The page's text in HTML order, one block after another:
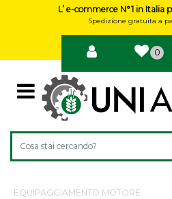
L’ e-commerce N°1 in Italia
Spedizione gratuita a
0
Open
La modifica di un filtro aggiorna
EQUIPAGGIAMENTO MOTORE